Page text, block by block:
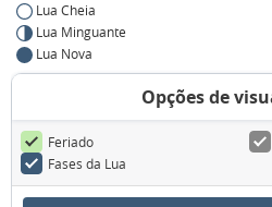
Lua Cheia
Lua Minguante
Lua Nova
Opções de
Feriado
Fases da Lua